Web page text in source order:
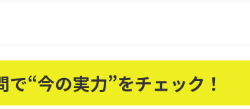
で“今の実力”をチェック！